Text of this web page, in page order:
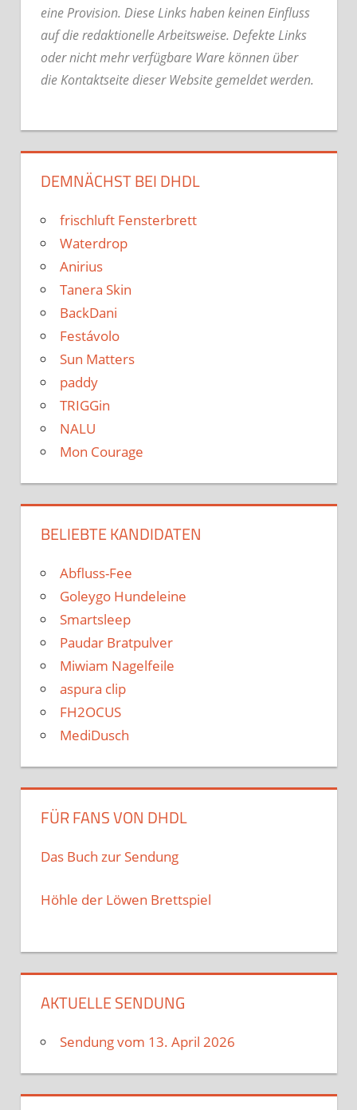
eine Provision. Diese Links haben keinen Einfluss
auf die redaktionelle Arbeitsweise. Defekte Links
oder nicht mehr verfügbare Ware können über
die Kontaktseite dieser Website gemeldet werden.
DEMNÄCHST BEI DHDL
frischluft Fensterbrett
Waterdrop
Anirius
Tanera Skin
BackDani
Festávolo
Sun Matters
paddy
TRIGGin
NALU
Mon Courage
BELIEBTE KANDIDATEN
Abfluss-Fee
Goleygo Hundeleine
Smartsleep
Paudar Bratpulver
Miwiam Nagelfeile
aspura clip
FH2OCUS
MediDusch
FÜR FANS VON DHDL
Das Buch zur Sendung
Höhle der Löwen Brettspiel
AKTUELLE SENDUNG
Sendung vom 13. April 2026